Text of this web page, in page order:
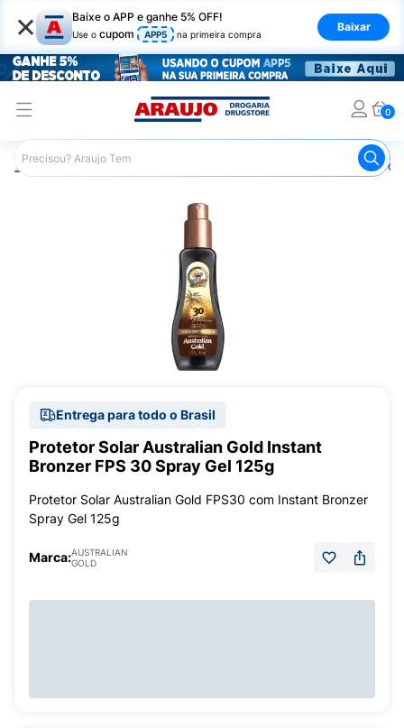
× Baixe o APP e ganhe 5% OFF!
Use o cupom APP5 na primeira compra
Baixar
0
Araujo Beleza e Cuidados
Entrega para todo o Brasil
Protetor Solar Australian Gold Instant
Bronzer FPS 30 Spray Gel 125g
Protetor Solar Australian Gold FPS30 com Instant Bronzer
Spray Gel 125g
Marca:AUSTRALIAN
GOLD